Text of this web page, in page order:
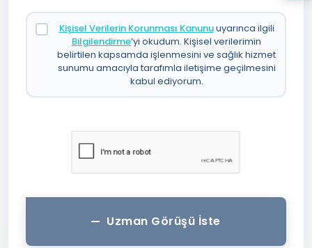
Kişisel Verilerin Korunması Kanunuuyarınca ilgili
Bilgilendirme’yi okudum. Kişisel verilerimin
belirtilen kapsamda işlenmesini ve sağlık hizmet
sunumu amacıyla tarafımla iletişime geçilmesini
kabul ediyorum.
Uzman Görüşü İste